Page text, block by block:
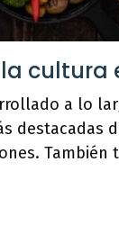
cultura
a lo
destacadas